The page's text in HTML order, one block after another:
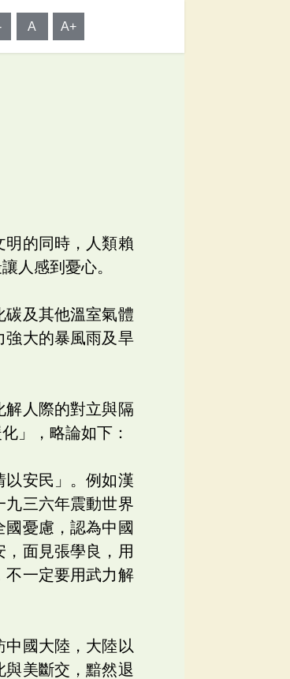
A A+
明的同時，人類賴
人感到憂心。
碳及其他溫室氣體
強大的暴風雨及旱
解人際的對立與隔
」，略論如下：
以安民」。例如漢
九三六年震動世界
憂慮，認為中國
面見張學良，用
不一定要用武力解
國大陸，大陸以
美斷交，黯然退